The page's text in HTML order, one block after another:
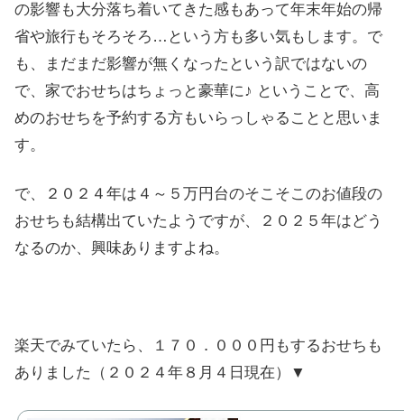
の影響も大分落ち着いてきた感もあって年末年始の帰
省や旅行もそろそろ…という方も多い気もします。で
も、まだまだ影響が無くなったという訳ではないの
で、家でおせちはちょっと豪華に♪ ということで、高
めのおせちを予約する方もいらっしゃることと思いま
す。
で、２０２４年は４～５万円台のそこそこのお値段の
おせちも結構出ていたようですが、２０２５年はどう
なるのか、興味ありますよね。
楽天でみていたら、１７０．０００円もするおせちも
ありました（２０２４年８月４日現在）▼